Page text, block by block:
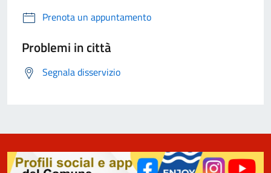
Prenota un appuntamento
Problemi in città
Segnala disservizio